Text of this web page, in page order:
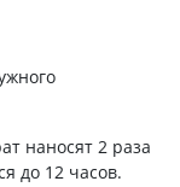
наносят 2 раза
до 12 часов.